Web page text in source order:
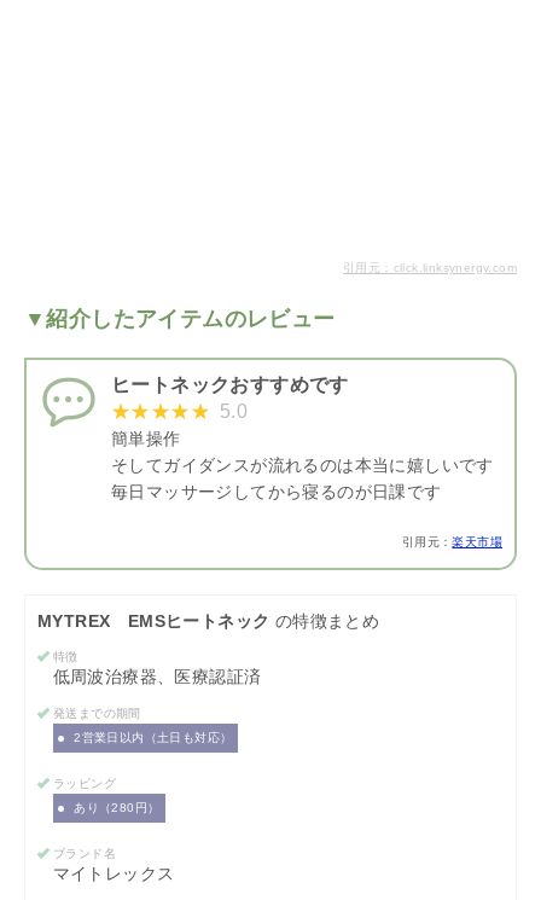
引用元：click.linksynergy.com
▼紹介したアイテムのレビュー
ヒートネックおすすめです
5.0
簡単操作
そしてガイダンスが流れるのは本当に嬉しいです
毎日マッサージしてから寝るのが日課です
引用元：楽天市場
MYTREX EMSヒートネック の特徴まとめ
特徴
低周波治療器、医療認証済
発送までの期間
2営業日以内（土日も対応）
ラッピング
あり（280円）
ブランド名
マイトレックス